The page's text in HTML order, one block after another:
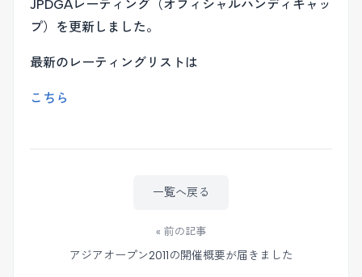
JPDGAレーティング（オフィシャルハンディキャッ
プ）を更新しました。
最新のレーティングリストは
こちら
« 前の記事
アジアオープン2011の開催概要が届きました
一覧へ戻る